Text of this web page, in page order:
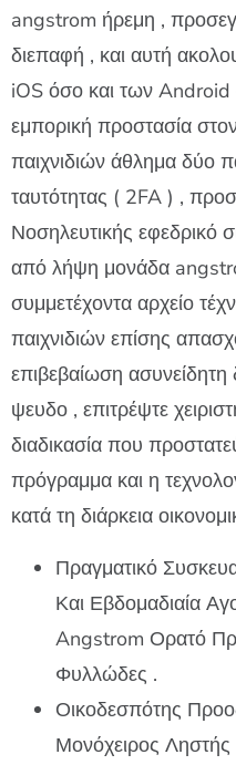
angstrom ήρεμη ,
διεπαφή , και αυτή
iOS όσο και των Android
εμπορική προστασία
παιχνιδιών άθλημα δύο
ταυτότητας ( 2FA ) ,
Νοσηλευτικής εφεδρικό
από λήψη μονάδα
συμμετέχοντα αρχείο
παιχνιδιών επίσης
επιβεβαίωση ασυνείδητη
ψευδο , επιτρέψτε
διαδικασία που
πρόγραμμα και η
κατά τη διάρκεια
Πραγματικό
Και Εβδομαδιαία
Angstrom Ορατό
Φυλλώδες .
Οικοδεσπότης
Μονόχειρος Ληστής